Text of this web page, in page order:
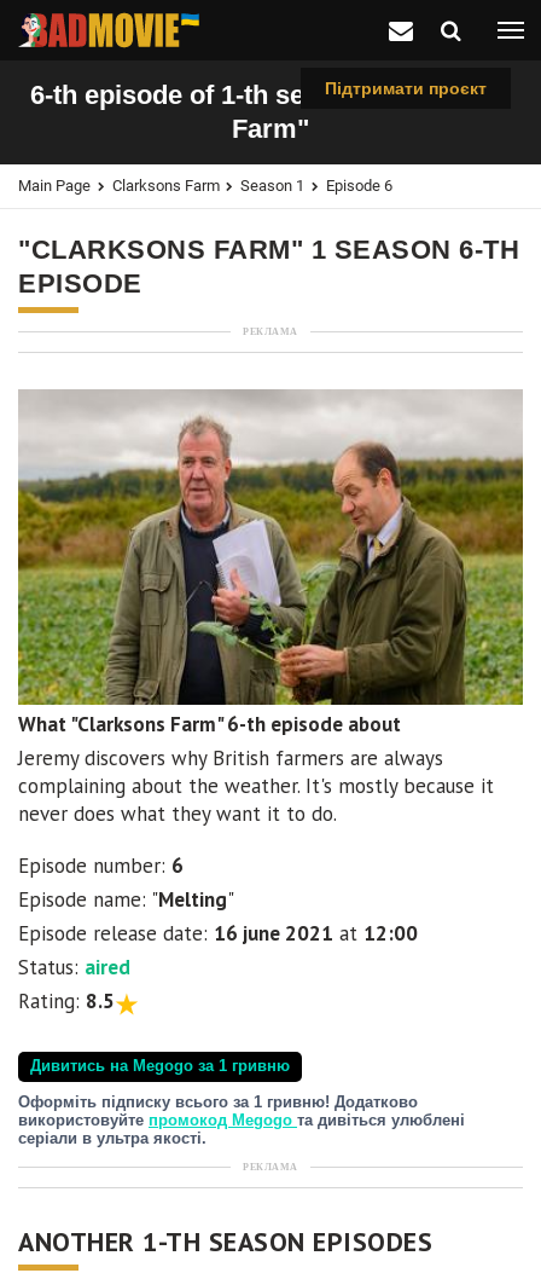
Підтримати проєкт
6-th episode of 1-th season "Clarksons
Farm"
Main Page Clarksons Farm Season 1 Episode 6
"CLARKSONS FARM" 1 SEASON 6-TH
EPISODE
РЕКЛАМА
What "Clarksons Farm" 6-th episode about
Jeremy discovers why British farmers are always
complaining about the weather. It's mostly because it
never does what they want it to do.
Episode number: 6
Episode name: "Melting"
Episode release date: 16 june 2021 at 12:00
Status: aired
Rating: 8.5
Дивитись на Megogo за 1 гривню
Оформіть підписку всього за 1 гривню! Додатково
використовуйте промокод Megogo та дивіться улюблені
серіали в ультра якості.
РЕКЛАМА
ANOTHER 1-TH SEASON EPISODES